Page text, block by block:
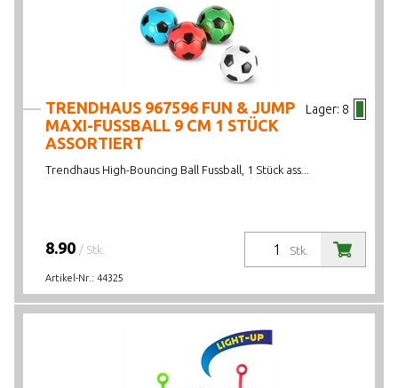
Lager: 8
TRENDHAUS 967596 FUN & JUMP
MAXI-FUSSBALL 9 CM 1 STÜCK
ASSORTIERT
Trendhaus High-Bouncing Ball Fussball, 1 Stück ass...
Stk.
8.90 / Stk.
Artikel-Nr.: 44325